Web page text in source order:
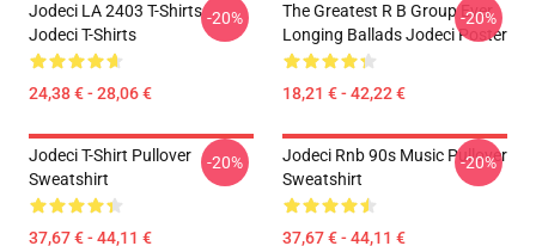
Jodeci LA 2403 T-Shirts
Jodeci T-Shirts
24,38 € - 28,06 €
-20%
The Greatest R B Group Ever
Longing Ballads Jodeci Poster
18,21 € - 42,22 €
-20%
Jodeci T-Shirt Pullover
Sweatshirt
37,67 € - 44,11 €
-20%
Jodeci Rnb 90s Music Pullover
Sweatshirt
37,67 € - 44,11 €
-20%